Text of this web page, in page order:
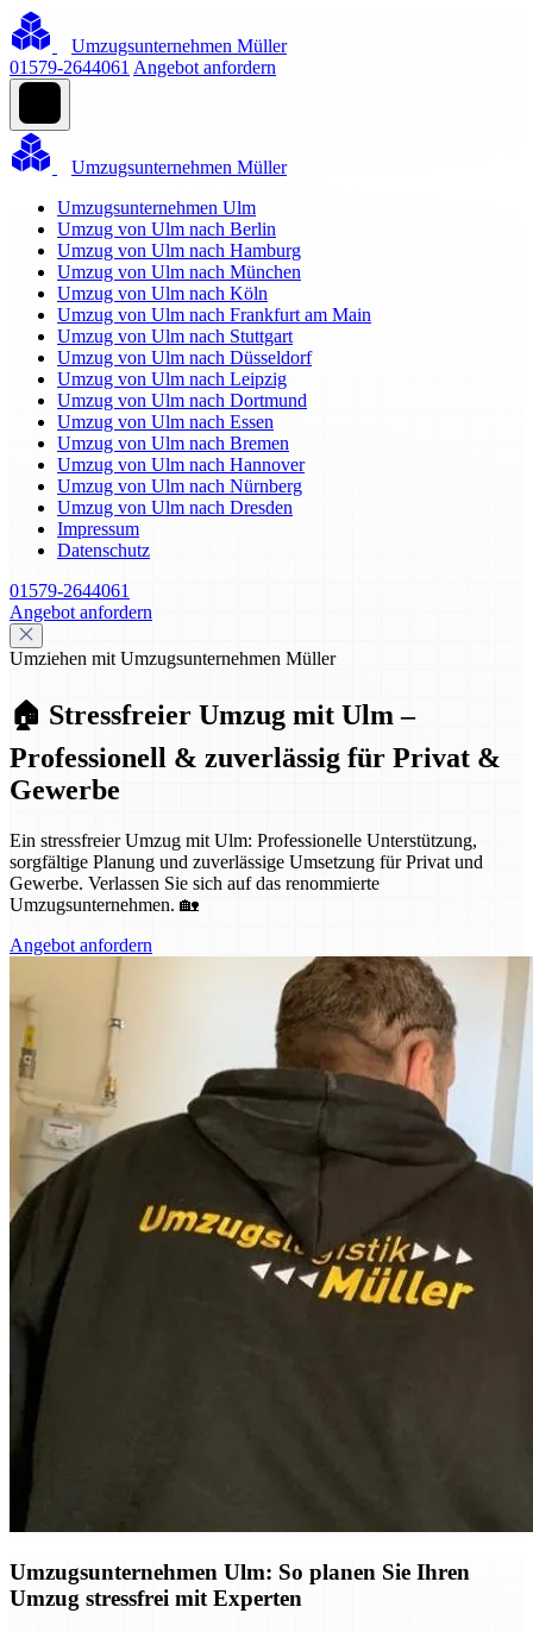
Umzugsunternehmen Müller
01579-2644061 Angebot anfordern
Umzugsunternehmen Müller
Umzugsunternehmen Ulm
Umzug von Ulm nach Berlin
Umzug von Ulm nach Hamburg
Umzug von Ulm nach München
Umzug von Ulm nach Köln
Umzug von Ulm nach Frankfurt am Main
Umzug von Ulm nach Stuttgart
Umzug von Ulm nach Düsseldorf
Umzug von Ulm nach Leipzig
Umzug von Ulm nach Dortmund
Umzug von Ulm nach Essen
Umzug von Ulm nach Bremen
Umzug von Ulm nach Hannover
Umzug von Ulm nach Nürnberg
Umzug von Ulm nach Dresden
Impressum
Datenschutz
01579-2644061
Angebot anfordern
Umziehen mit Umzugsunternehmen Müller
🏠 Stressfreier Umzug mit Ulm –
Professionell & zuverlässig für Privat &
Gewerbe
Ein stressfreier Umzug mit Ulm: Professionelle Unterstützung,
sorgfältige Planung und zuverlässige Umsetzung für Privat und
Gewerbe. Verlassen Sie sich auf das renommierte
Umzugsunternehmen. 🏡
Angebot anfordern
Umzugsunternehmen Ulm: So planen Sie Ihren
Umzug stressfrei mit Experten